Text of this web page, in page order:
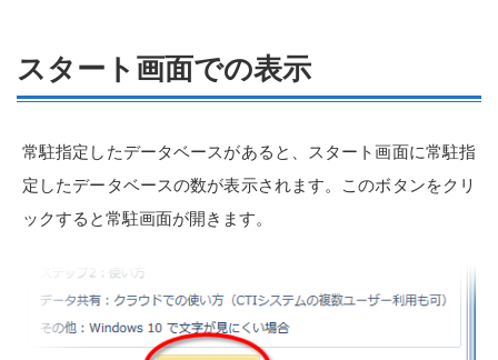
スタート画面での表示
常駐指定したデータベースがあると、スタート画面に常駐指
定したデータベースの数が表示されます。このボタンをクリ
ックすると常駐画面が開きます。